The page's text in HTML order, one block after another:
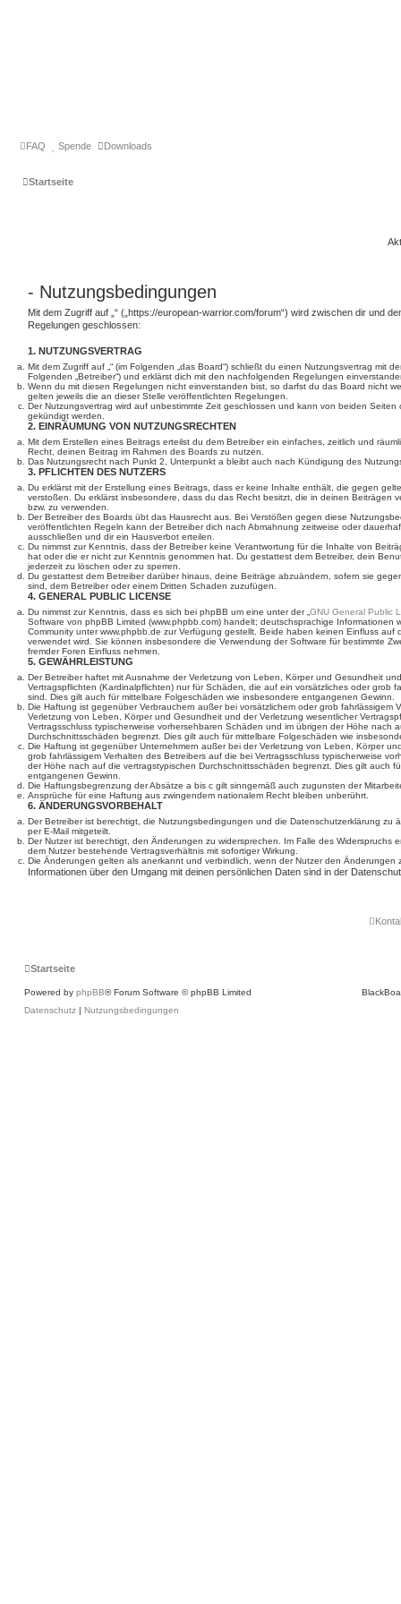
FAQ Spende Downloads
Startseite
- Nutzungsbedingungen
Mit dem Zugriff auf „“ („https://european-warrior.com/forum“) wird zwischen dir und
Regelungen geschlossen:
1. NUTZUNGSVERTRAG
Mit dem Zugriff auf „“ (im Folgenden „das Board“) schließt du einen Nutzungsvertrag mit
Folgenden „Betreiber“) und erklärst dich mit den nachfolgenden Regelungen
Wenn du mit diesen Regelungen nicht einverstanden bist, so darfst du das Board nicht
gelten jeweils die an dieser Stelle veröffentlichten Regelungen.
Der Nutzungsvertrag wird auf unbestimmte Zeit geschlossen und kann von beiden
gekündigt werden.
2. EINRÄUMUNG VON NUTZUNGSRECHTEN
Mit dem Erstellen eines Beitrags erteilst du dem Betreiber ein einfaches, zeitlich und
Recht, deinen Beitrag im Rahmen des Boards zu nutzen.
Das Nutzungsrecht nach Punkt 2, Unterpunkt a bleibt auch nach Kündigung des
3. PFLICHTEN DES NUTZERS
Du erklärst mit der Erstellung eines Beitrags, dass er keine Inhalte enthält, die gegen
verstoßen. Du erklärst insbesondere, dass du das Recht besitzt, die in deinen Beiträgen
bzw. zu verwenden.
Der Betreiber des Boards übt das Hausrecht aus. Bei Verstößen gegen diese
veröffentlichten Regeln kann der Betreiber dich nach Abmahnung zeitweise oder
ausschließen und dir ein Hausverbot erteilen.
Du nimmst zur Kenntnis, dass der Betreiber keine Verantwortung für die Inhalte von
hat oder die er nicht zur Kenntnis genommen hat. Du gestattest dem Betreiber, dein
jederzeit zu löschen oder zu sperren.
Du gestattest dem Betreiber darüber hinaus, deine Beiträge abzuändern, sofern sie
sind, dem Betreiber oder einem Dritten Schaden zuzufügen.
4. GENERAL PUBLIC LICENSE
Du nimmst zur Kenntnis, dass es sich bei phpBB um eine unter der „ GNU General Public
Software von phpBB Limited (www.phpbb.com) handelt; deutschsprachige Informationen
Community unter www.phpbb.de zur Verfügung gestellt. Beide haben keinen Einfluss auf
verwendet wird. Sie können insbesondere die Verwendung der Software für bestimmte
fremder Foren Einfluss nehmen.
5. GEWÄHRLEISTUNG
Der Betreiber haftet mit Ausnahme der Verletzung von Leben, Körper und Gesundheit
Vertragspflichten (Kardinalpflichten) nur für Schäden, die auf ein vorsätzliches oder grob
sind. Dies gilt auch für mittelbare Folgeschäden wie insbesondere entgangenen Gewinn.
Die Haftung ist gegenüber Verbrauchern außer bei vorsätzlichem oder grob fahrlässigem
Verletzung von Leben, Körper und Gesundheit und der Verletzung wesentlicher
Vertragsschluss typischerweise vorhersehbaren Schäden und im übrigen der Höhe nach
Durchschnittsschäden begrenzt. Dies gilt auch für mittelbare Folgeschäden wie
Die Haftung ist gegenüber Unternehmern außer bei der Verletzung von Leben, Körper
grob fahrlässigem Verhalten des Betreibers auf die bei Vertragsschluss typischerweise
der Höhe nach auf die vertragstypischen Durchschnittsschäden begrenzt. Dies gilt auch
entgangenen Gewinn.
Die Haftungsbegrenzung der Absätze a bis c gilt sinngemäß auch zugunsten der
Ansprüche für eine Haftung aus zwingendem nationalem Recht bleiben unberührt.
6. ÄNDERUNGSVORBEHALT
Der Betreiber ist berechtigt, die Nutzungsbedingungen und die Datenschutzerklärung zu
per E-Mail mitgeteilt.
Der Nutzer ist berechtigt, den Änderungen zu widersprechen. Im Falle des Widerspruchs
dem Nutzer bestehende Vertragsverhältnis mit sofortiger Wirkung.
Die Änderungen gelten als anerkannt und verbindlich, wenn der Nutzer den Änderungen
Informationen über den Umgang mit deinen persönlichen Daten sind in der
Startseite
Powered by phpBB® Forum Software © phpBB Limited
Datenschutz | Nutzungsbedingungen